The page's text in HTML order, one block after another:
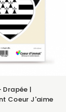
|
Coeur J'aime